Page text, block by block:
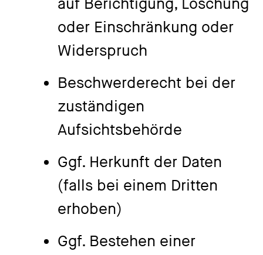
auf Berichtigung, Löschung
oder Einschränkung oder
Widerspruch
Beschwerderecht bei der
zuständigen
Aufsichtsbehörde
Ggf. Herkunft der Daten
(falls bei einem Dritten
erhoben)
Ggf. Bestehen einer